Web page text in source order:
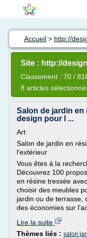
Accueil > http://
Site : http://
Classement : 70 /
8 articles
Salon de jardin
design pour l ...
Art
Salon de jardin en
l'extérieur
Vous êtes à la
Découvrez 100
en résine tressée
choisir des meubles
jardin ou de terrasse,
des économies sur
Lire la suite
Thèmes liés : salon